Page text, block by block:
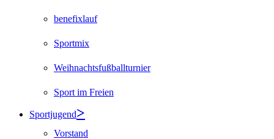
benefixlauf
Sportmix
Weihnachtsfußballturnier
Sport im Freien
Sportjugend
Vorstand